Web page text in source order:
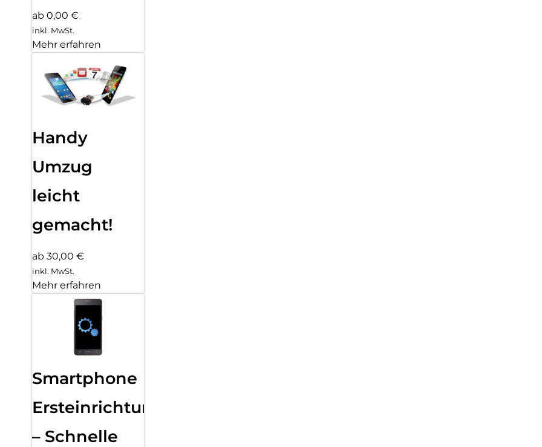
ab 0,00 €
inkl. MwSt.
Mehr erfahren
Handy
Umzug
leicht
gemacht!
ab 30,00 €
inkl. MwSt.
Mehr erfahren
Smartphone
Ersteinrichtung
– Schnelle